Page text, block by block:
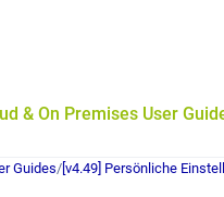
& On Premises User
Guides/ [v4.49] Persönliche